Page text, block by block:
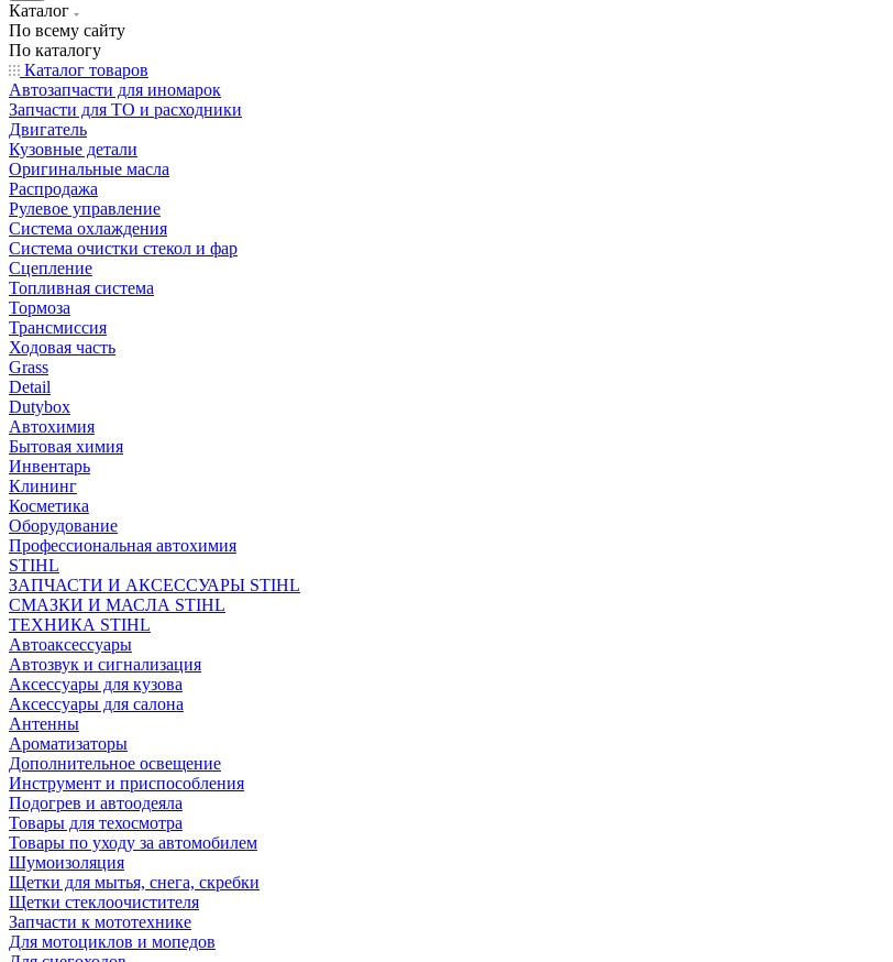
Каталог
По всему сайту
По каталогу
Каталог товаров
Автозапчасти для иномарок
Запчасти для ТО и расходники
Двигатель
Кузовные детали
Оригинальные масла
Распродажа
Рулевое управление
Система охлаждения
Система очистки стекол и фар
Сцепление
Топливная система
Тормоза
Трансмиссия
Ходовая часть
Grass
Detail
Dutybox
Автохимия
Бытовая химия
Инвентарь
Клининг
Косметика
Оборудование
Профессиональная автохимия
STIHL
ЗАПЧАСТИ И АКСЕССУАРЫ STIHL
СМАЗКИ И МАСЛА STIHL
ТЕХНИКА STIHL
Автоаксессуары
Автозвук и сигнализация
Аксессуары для кузова
Аксессуары для салона
Антенны
Ароматизаторы
Дополнительное освещение
Инструмент и приспособления
Подогрев и автоодеяла
Товары для техосмотра
Товары по уходу за автомобилем
Шумоизоляция
Щетки для мытья, снега, скребки
Щетки стеклоочистителя
Запчасти к мототехнике
Для мотоциклов и мопедов